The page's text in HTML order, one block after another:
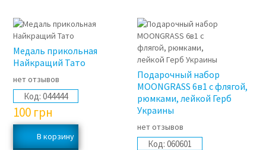
Медаль прикольная
Найкращий Тато
нет отзывов
Код: 044444
100 грн
Подарочный набор
MOONGRASS 6в1 с флягой,
рюмками, лейкой Герб
Украины
нет отзывов
Код: 060601